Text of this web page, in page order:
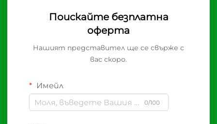
Поискайте безплатна
оферта
Нашият представител ще се свърже с
вас скоро.
Имейл
0/100